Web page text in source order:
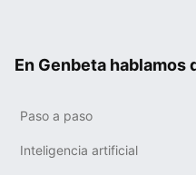
En Genbeta hablamos
Paso a paso
Inteligencia artificial